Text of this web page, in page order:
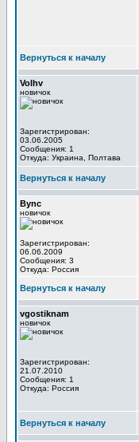
Вернуться к началу
Volhv
новичок
Зарегистрирован:
03.06.2005
Сообщения: 1
Откуда: Украина, Полтава
Вернуться к началу
Bync
новичок
Зарегистрирован:
06.06.2009
Сообщения: 3
Откуда: Россия
Вернуться к началу
vgostiknam
новичок
Зарегистрирован:
21.07.2010
Сообщения: 1
Откуда: Россия
Вернуться к началу